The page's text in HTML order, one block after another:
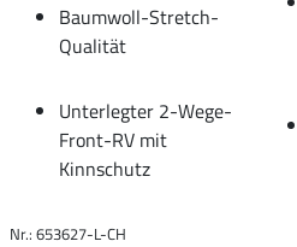
Baumwoll-Stretch-
Qualität
Unterlegter 2-Wege-
Front-RV mit
Kinnschutz
Nr.: 653627-L-CH